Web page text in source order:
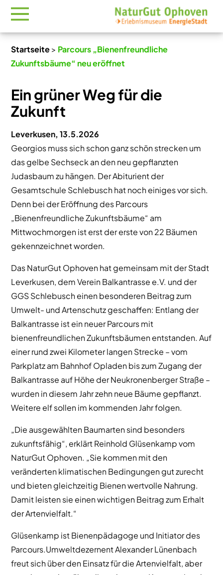
Startseite> Parcours „Bienenfreundliche
Zukunftsbäume“ neu eröffnet
Ein grüner Weg für die
Zukunft
Leverkusen, 13.5.2026
Georgios muss sich schon ganz schön strecken um
das gelbe Sechseck an den neu gepflanzten
Judasbaum zu hängen. Der Abiturient der
Gesamtschule Schlebusch hat noch einiges vor sich.
Denn bei der Eröffnung des Parcours
„Bienenfreundliche Zukunftsbäume“ am
Mittwochmorgen ist erst der erste von 22 Bäumen
gekennzeichnet worden.
Das NaturGut Ophoven hat gemeinsam mit der Stadt
Leverkusen, dem Verein Balkantrasse e.V. und der
GGS Schlebusch einen besonderen Beitrag zum
Umwelt- und Artenschutz geschaffen: Entlang der
Balkantrasse ist ein neuer Parcours mit
bienenfreundlichen Zukunftsbäumen entstanden. Auf
einer rund zwei Kilometer langen Strecke – vom
Parkplatz am Bahnhof Opladen bis zum Zugang der
Balkantrasse auf Höhe der Neukronenberger Straße –
wurden in diesem Jahr zehn neue Bäume gepflanzt.
Weitere elf sollen im kommenden Jahr folgen.
„Die ausgewählten Baumarten sind besonders
zukunftsfähig“, erklärt Reinhold Glüsenkamp vom
NaturGut Ophoven. „Sie kommen mit den
veränderten klimatischen Bedingungen gut zurecht
und bieten gleichzeitig Bienen wertvolle Nahrung.
Damit leisten sie einen wichtigen Beitrag zum Erhalt
der Artenvielfalt.“
Glüsenkamp ist Bienenpädagoge und Initiator des
Parcours.Umweltdezernent Alexander Lünenbach
freut sich über den Einsatz für die Artenvielfalt, aber